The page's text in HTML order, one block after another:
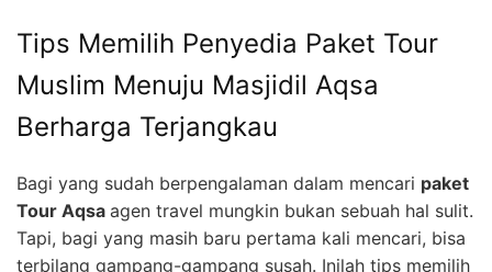
Tips Memilih Penyedia Paket Tour
Muslim Menuju Masjidil Aqsa
Berharga Terjangkau
Bagi yang sudah berpengalaman dalam mencari paket
Tour Aqsa agen travel mungkin bukan sebuah hal sulit.
Tapi, bagi yang masih baru pertama kali mencari, bisa
terbilang gampang-gampang susah. Inilah tips memilih